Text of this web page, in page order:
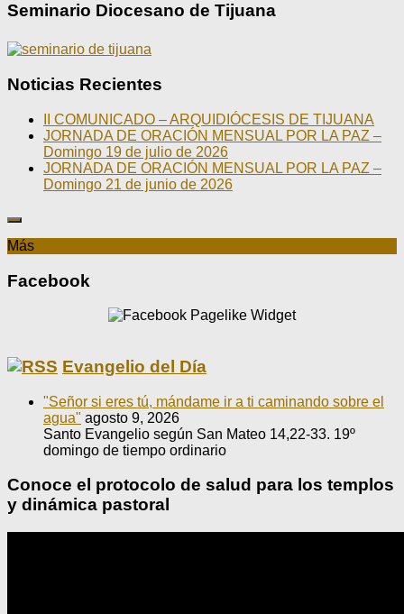
Seminario Diocesano de Tijuana
Noticias Recientes
II COMUNICADO – ARQUIDIÓCESIS DE TIJUANA
JORNADA DE ORACIÓN MENSUAL POR LA PAZ –
Domingo 19 de julio de 2026
JORNADA DE ORACIÓN MENSUAL POR LA PAZ –
Domingo 21 de junio de 2026
Más
Facebook
Evangelio del Día
"Señor si eres tú, mándame ir a ti caminando sobre el
agua" agosto 9, 2026
Santo Evangelio según San Mateo 14,22-33. 19º
domingo de tiempo ordinario
Conoce el protocolo de salud para los templos
y dinámica pastoral